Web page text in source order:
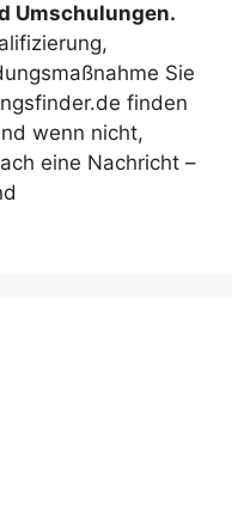
Umschulungen.
Sie
finden
wenn nicht,
eine Nachricht –